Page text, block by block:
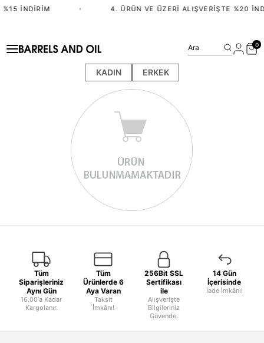
İNDIRIM • 4. ÜRÜN VE ÜZERI ALIŞVERIŞTE %20
KADIN ERKEK
Ara 0
Tüm
Siparişleriniz
Aynı Gün
16.00'a Kadar
Kargolanır.
Tüm
Ürünlerde 6
Aya Varan
Taksit
İmkânı!
256Bit SSL
Sertifikası
ile
Alışverişte
Bilgileriniz
Güvende.
14 Gün
İçerisinde
İade İmkânı!